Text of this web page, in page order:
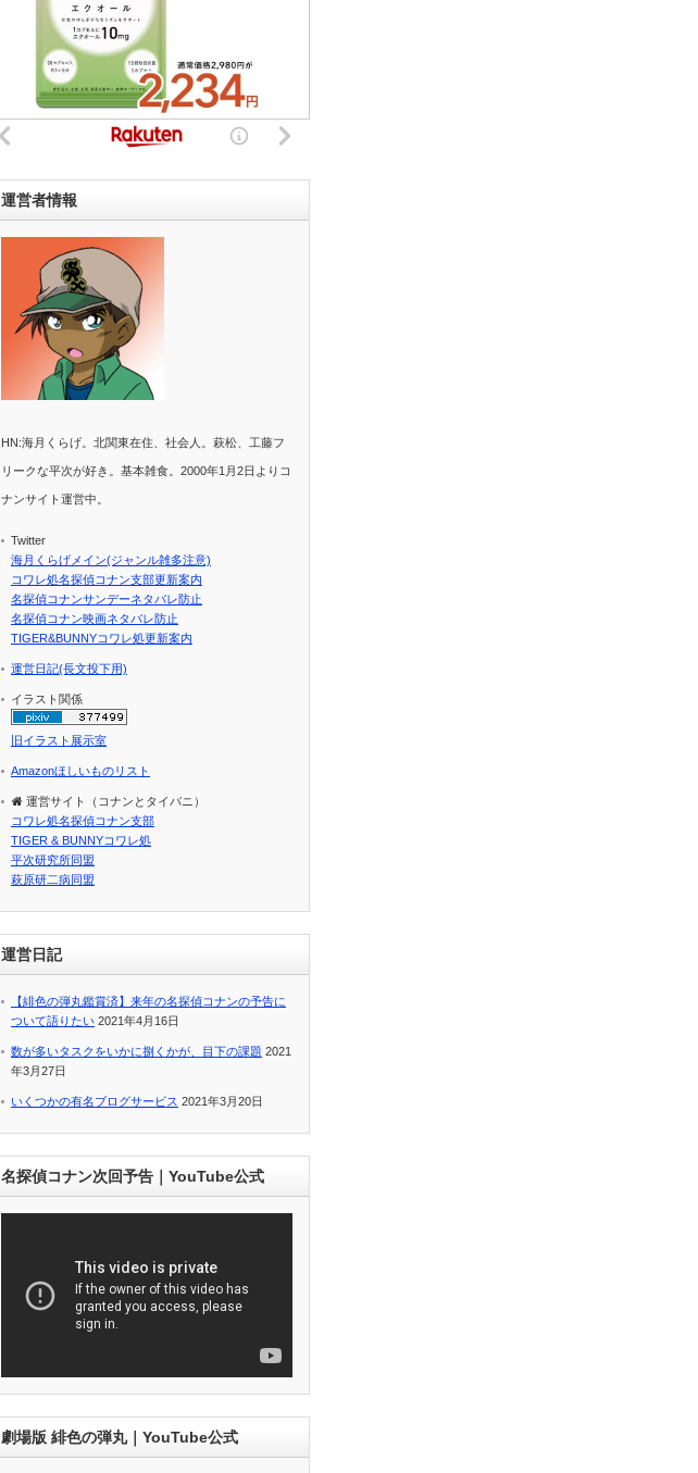
運営者情報
HN:海月くらげ。北関東在住、社会人。萩松、工藤フ
リークな平次が好き。基本雑食。2000年1月2日よりコ
ナンサイト運営中。
Twitter
海月くらげメイン(ジャンル雑多注意)
コワレ処名探偵コナン支部更新案内
名探偵コナンサンデーネタバレ防止
名探偵コナン映画ネタバレ防止
TIGER&BUNNYコワレ処更新案内
運営日記(長文投下用)
イラスト関係
旧イラスト展示室
Amazonほしいものリスト
運営サイト（コナンとタイバニ）
コワレ処名探偵コナン支部
TIGER & BUNNYコワレ処
平次研究所同盟
萩原研二病同盟
運営日記
【緋色の弾丸鑑賞済】来年の名探偵コナンの予告に
ついて語りたい 2021年4月16日
数が多いタスクをいかに捌くかが、目下の課題 2021
年3月27日
いくつかの有名ブログサービス 2021年3月20日
名探偵コナン次回予告｜YouTube公式
劇場版 緋色の弾丸｜YouTube公式